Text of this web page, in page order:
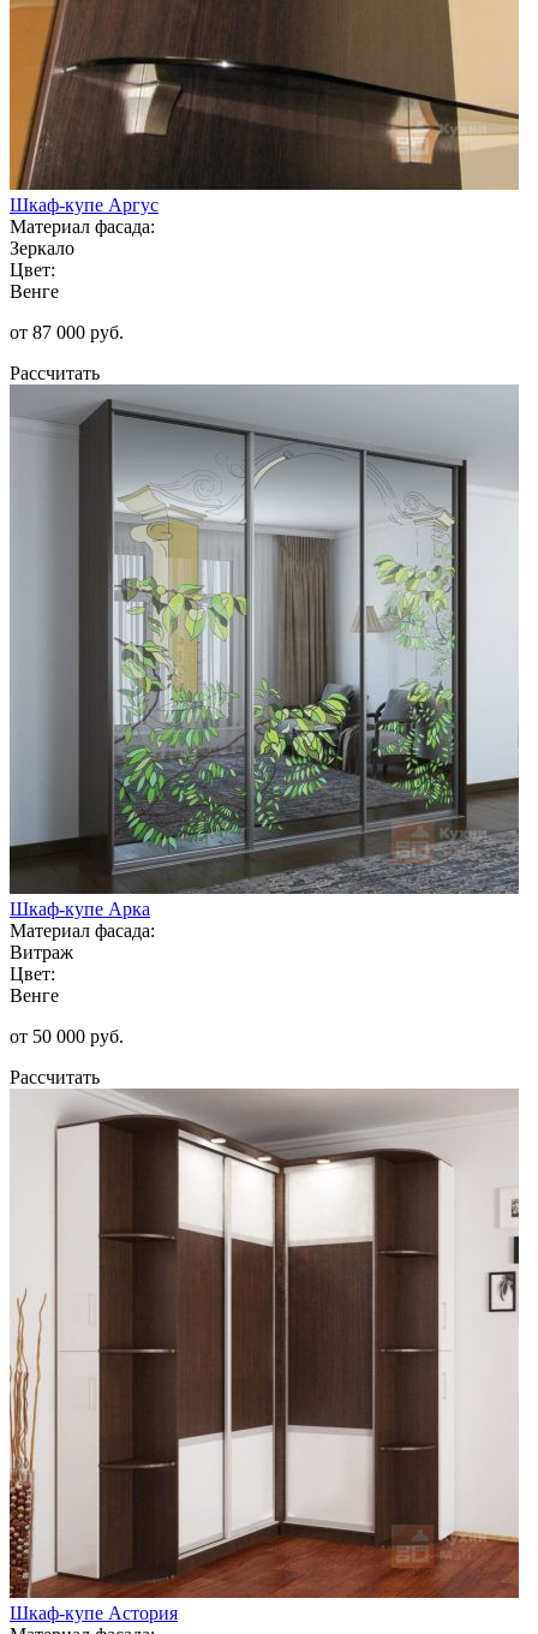
Шкаф-купе Аргус
Материал фасада:
Зеркало
Цвет:
Венге
от 87 000 руб.
Рассчитать
Шкаф-купе Арка
Материал фасада:
Витраж
Цвет:
Венге
от 50 000 руб.
Рассчитать
Шкаф-купе Астория